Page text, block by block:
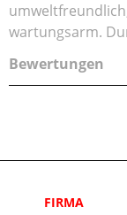
wartungsarm.
Bewertungen
FIRMA